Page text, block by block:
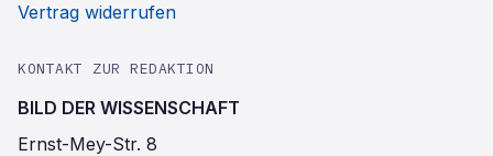
Vertrag widerrufen
KONTAKT ZUR REDAKTION
BILD DER WISSENSCHAFT
Ernst-Mey-Str. 8